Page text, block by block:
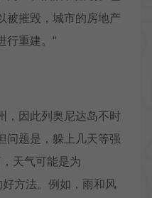
被摧毁，城市的房地产
行重建。”
，因此列奥尼达岛不时
问题是，躲上几天等强
天气可能是为
好方法。例如，雨和风